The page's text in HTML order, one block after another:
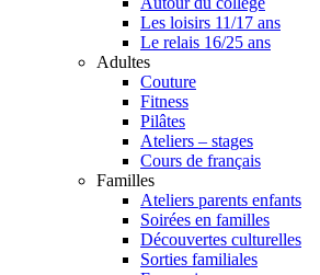
Les loisirs 11/17 ans
Le relais 16/25 ans
Adultes
Couture
Fitness
Pilâtes
Ateliers – stages
Cours de français
Familles
Ateliers parents enfants
Soirées en familles
Découvertes culturelles
Sorties familiales